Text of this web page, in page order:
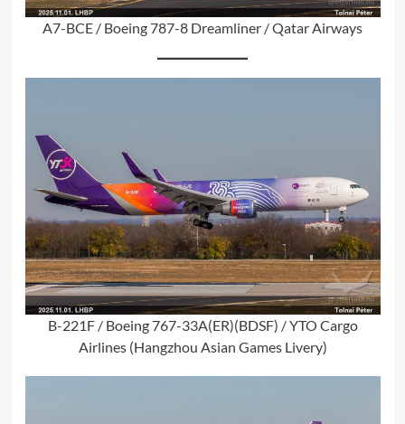
A7-BCE / Boeing 787-8 Dreamliner / Qatar Airways
B-221F / Boeing 767-33A(ER)(BDSF) / YTO Cargo
Airlines (Hangzhou Asian Games Livery)